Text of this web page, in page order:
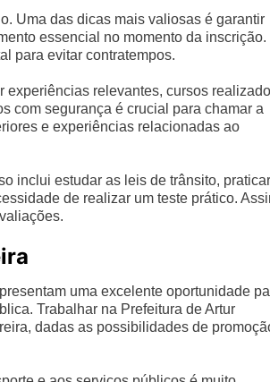
Uma das dicas mais valiosas é garantir
essencial no momento da inscrição.
para evitar contratempos.
experiências relevantes, cursos
com segurança é crucial para chamar a
e experiências relacionadas ao
inclui estudar as leis de trânsito, praticar
de realizar um teste prático.
uma excelente oportunidade
Trabalhar na Prefeitura de Artur
dadas as possibilidades de